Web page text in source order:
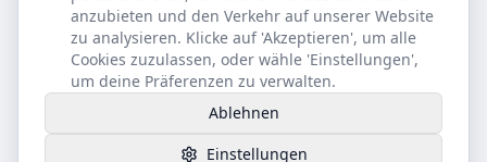
Kontakt
Partner werden
Gesundheits-Kompass
Impressum
Datenschutz
AGB
anzubieten und den Verkehr auf unserer Website
zu analysieren. Klicke auf 'Akzeptieren', um alle
Cookies zuzulassen, oder wähle 'Einstellungen',
um deine Präferenzen zu verwalten.
Ablehnen
Einstellungen
Hilfe benötigt?